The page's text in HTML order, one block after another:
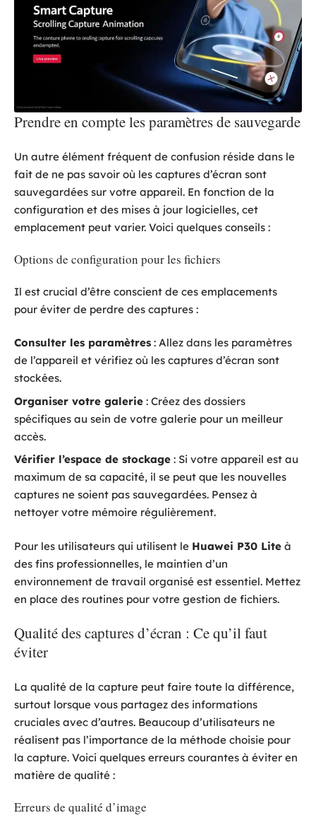
Prendre en compte les paramètres de sauvegarde
Un autre élément fréquent de confusion réside dans le
fait de ne pas savoir où les captures d’écran sont
sauvegardées sur votre appareil. En fonction de la
configuration et des mises à jour logicielles, cet
emplacement peut varier. Voici quelques conseils :
Options de configuration pour les fichiers
Il est crucial d’être conscient de ces emplacements
pour éviter de perdre des captures :
Consulter les paramètres : Allez dans les paramètres
de l’appareil et vérifiez où les captures d’écran sont
stockées.
Organiser votre galerie : Créez des dossiers
spécifiques au sein de votre galerie pour un meilleur
accès.
Vérifier l’espace de stockage : Si votre appareil est au
maximum de sa capacité, il se peut que les nouvelles
captures ne soient pas sauvegardées. Pensez à
nettoyer votre mémoire régulièrement.
Pour les utilisateurs qui utilisent le Huawei P30 Lite à
des fins professionnelles, le maintien d’un
environnement de travail organisé est essentiel. Mettez
en place des routines pour votre gestion de fichiers.
Qualité des captures d’écran : Ce qu’il faut
éviter
La qualité de la capture peut faire toute la différence,
surtout lorsque vous partagez des informations
cruciales avec d’autres. Beaucoup d’utilisateurs ne
réalisent pas l’importance de la méthode choisie pour
la capture. Voici quelques erreurs courantes à éviter en
matière de qualité :
Erreurs de qualité d’image